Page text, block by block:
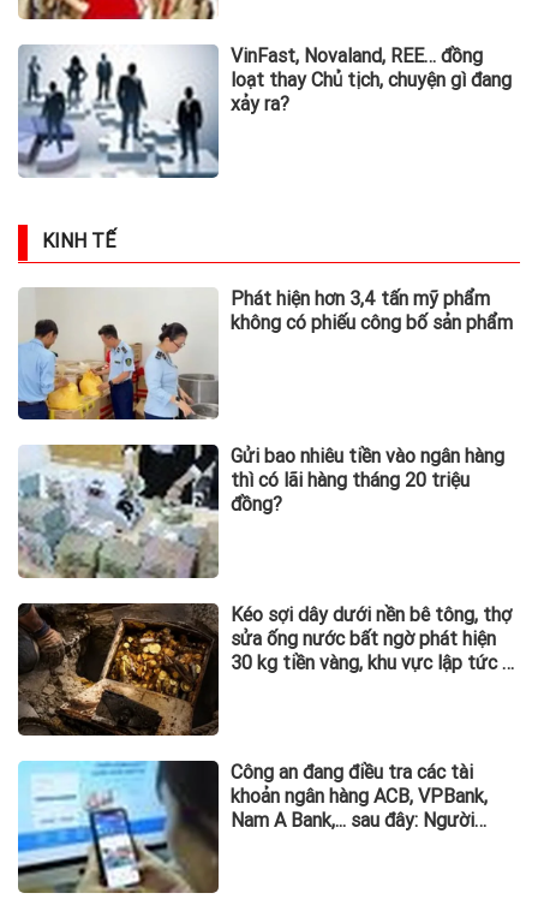
VinFast, Novaland, REE… đồng
loạt thay Chủ tịch, chuyện gì đang
xảy ra?
KINH TẾ
Phát hiện hơn 3,4 tấn mỹ phẩm
không có phiếu công bố sản phẩm
Gửi bao nhiêu tiền vào ngân hàng
thì có lãi hàng tháng 20 triệu
đồng?
Kéo sợi dây dưới nền bê tông, thợ
sửa ống nước bất ngờ phát hiện
30 kg tiền vàng, khu vực lập tức bị
Công an đang điều tra các tài
khoản ngân hàng ACB, VPBank,
Nam A Bank,... sau đây: Người